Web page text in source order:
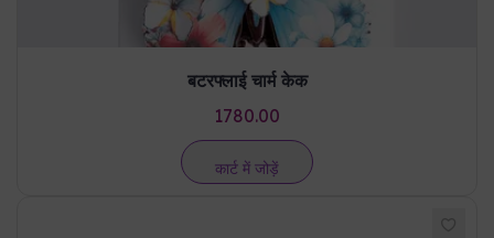
बटरफ्लाई चार्म केक
1780.00
कार्ट में जोड़ें